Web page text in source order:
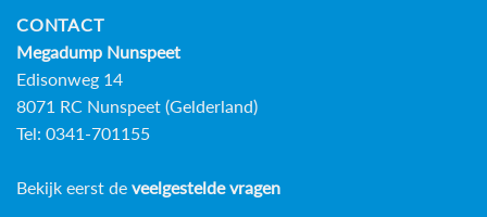
CONTACT
Megadump Nunspeet
Edisonweg 14
8071 RC Nunspeet (Gelderland)
Tel: 0341-701155
Bekijk eerst de veelgestelde vragen